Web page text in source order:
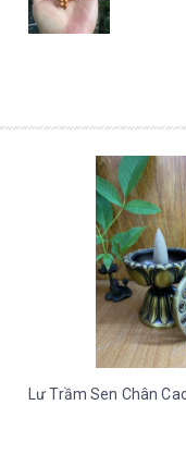
Lư Trầm Sen Chân